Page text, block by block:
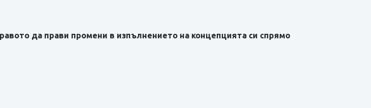
да прави промени в изпълнението на концепцията си спрямо